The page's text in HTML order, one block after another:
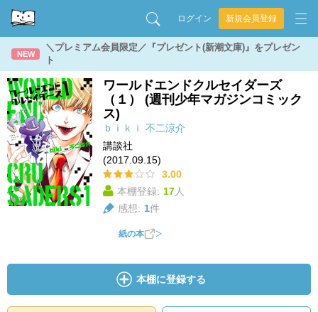
ログイン 新規会員登録
NEW
＼プレミアム会員限定／『プレゼント(新潮文庫)』をプレゼン
ト
ワールドエンドクルセイダーズ
（１） (週刊少年マガジンコミック
ス)
ｂｉｋｉ
不二涼介
講談社
(2017.09.15)
3.00
本棚登録: 17人
感想: 1件
紙の本
本棚に登録する